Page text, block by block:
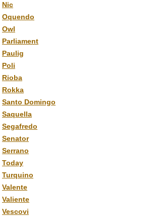
Nic
Oquendo
Owl
Parliament
Paulig
Poli
Rioba
Rokka
Santo Domingo
Saquella
Segafredo
Senator
Serrano
Today
Turquino
Valente
Valiente
Vescovi